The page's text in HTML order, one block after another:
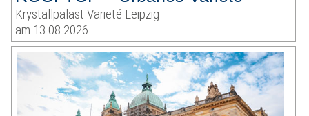
Krystallpalast Varieté Leipzig
am 13.08.2026